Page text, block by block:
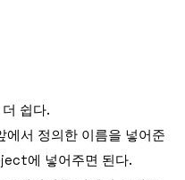
쉽다.
서 정의한 이름을 넣어준
에 넣어주면 된다.